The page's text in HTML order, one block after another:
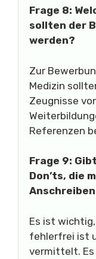
Frage 8:
sollten der
werden?
Zur
Medizin
Zeugnisse
Referenzen
Frage 9:
Don’ts, die
Es ist
fehlerfrei ist
vermittelt. Es